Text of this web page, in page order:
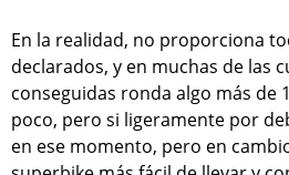
En la realidad, no proporciona
declarados, y en muchas de las
conseguidas ronda algo más de
poco, pero si ligeramente por
en ese momento, pero en